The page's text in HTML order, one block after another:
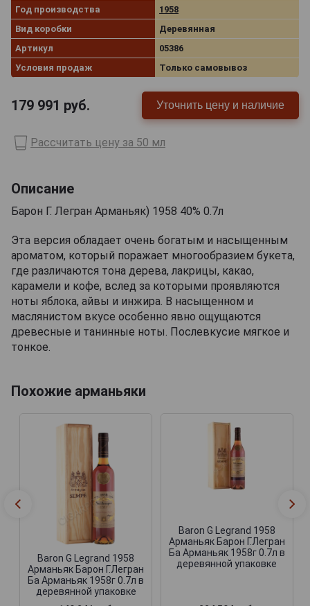
Год производства
1958
Вид коробки
Деревянная
Артикул
05386
Условия продаж
Только самовывоз
179 991 руб. Уточнить цену и наличие
Рассчитать цену за 50 мл
Описание
Барон Г. Легран Арманьяк) 1958 40% 0.7л
Эта версия обладает очень богатым и насыщенным
ароматом, который поражает многообразием букета,
где различаются тона дерева, лакрицы, какао,
карамели и кофе, вслед за которыми проявляются
ноты яблока, айвы и инжира. В насыщенном и
маслянистом вкусе особенно явно ощущаются
древесные и танинные ноты. Послевкусие мягкое и
тонкое.
Похожие арманьяки
Baron G Legrand 1958
Арманьяк Барон Г.Легран
Ба Арманьяк 1958г 0.7л в
деревянной упаковке
Baron G Legrand 1958
Арманьяк Барон Г.Легран
Ба Арманьяк 1958г 0.7л в
деревянной упаковке